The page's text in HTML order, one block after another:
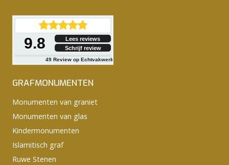
9.8
Lees reviews
Schrijf review
49 Review op Echtvakwerk
GRAFMONUMENTEN
Monumenten van graniet
Monumenten van glas
Kindermonumenten
Islamitisch graf
Ruwe Stenen